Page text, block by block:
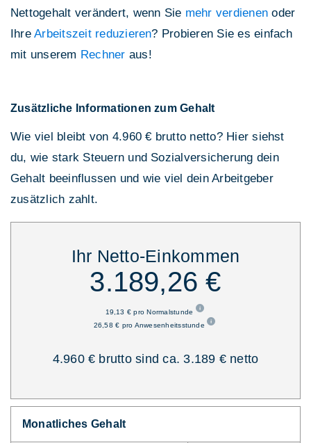
Nettogehalt verändert, wenn Sie mehr verdienen oder
IhreArbeitszeit reduzieren? Probieren Sie es einfach
mit unserem Rechner aus!
Zusätzliche Informationen zum Gehalt
Wie viel bleibt von 4.960 € brutto netto? Hier siehst
du, wie stark Steuern und Sozialversicherung dein
Gehalt beeinflussen und wie viel dein Arbeitgeber
zusätzlich zahlt.
Ihr Netto-Einkommen
3.189,26 €
19,13 € pro Normalstunde
26,58 € pro Anwesenheitsstunde
4.960 € brutto sind ca. 3.189 € netto
Monatliches Gehalt